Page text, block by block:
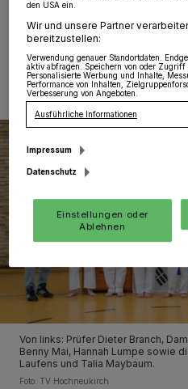
Von links: Prüfer Dieter Branch,
Benny Mai, Hannah Lumpe sowie
Laufens und Talia Maybaum.
Foto: TV Hochneukirch
den USA ein.
Wir und unsere Partner
bereitzustellen:
Verwendung genauer Standortdaten.
aktiv abfragen. Speichern von oder
Personalisierte Werbung und Inhalte,
Performance von Inhalten,
Verbesserung von Angeboten.
Ausführliche Informationen
Impressum
Datenschutz
Einstellungen oder
Ablehnen